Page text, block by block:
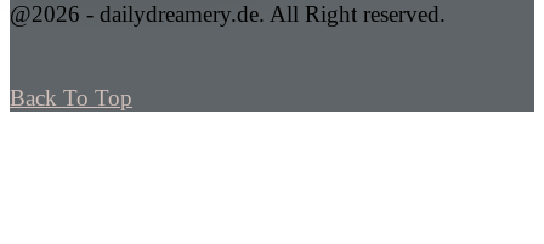
@2026 - dailydreamery.de. All Right reserved.
Back To Top